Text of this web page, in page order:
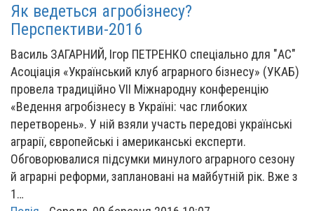
Як ведеться агробізнесу?
Перспективи-2016
Василь ЗАГАРНИЙ, Ігор ПЕТРЕНКО спеціально для "АС"
Асоціація «Український клуб аграрного бізнесу» (УКАБ)
провела традиційно VII Міжнародну конференцію
«Ведення агробізнесу в Україні: час глибоких
перетворень». У ній взяли участь передові українські
аграрії, європейські і американські експерти.
Обговорювалися підсумки минулого аграрного сезону
й аграрні реформи, заплановані на майбутній рік. Вже з
1…